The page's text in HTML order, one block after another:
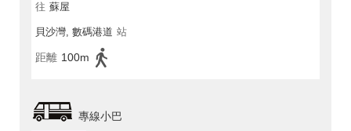
往 蘇屋
貝沙灣, 數碼港道 站
距離 100m
專線小巴